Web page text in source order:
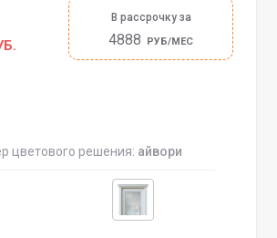
В рассрочку за
4888 РУБ/МЕС
цветового решения: айвори